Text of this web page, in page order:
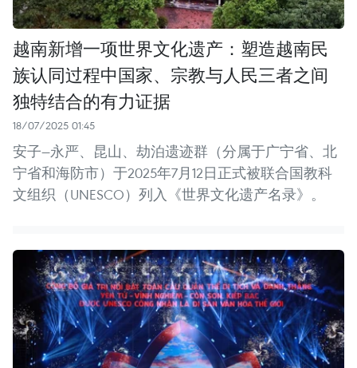
越南新增一项世界文化遗产：塑造越南民
族认同过程中国家、宗教与人民三者之间
独特结合的有力证据
18/07/2025 01:45
安子—永严、昆山、劫泊遗迹群（分属于广宁省、北
宁省和海防市）于2025年7月12日正式被联合国教科
文组织（UNESCO）列入《世界文化遗产名录》。